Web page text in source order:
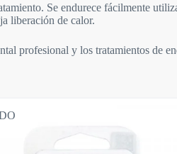
Se endurece fácilmente
liberación de calor.
profesional y los tratamientos de